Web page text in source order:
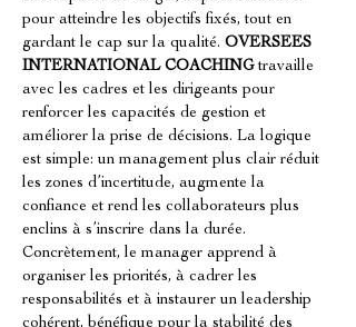
pour atteindre les objectifs fixés, tout en
gardant le cap sur la qualité. OVERSEES
INTERNATIONAL COACHING travaille
avec les cadres et les dirigeants pour
renforcer les capacités de gestion et
améliorer la prise de décisions. La logique
est simple: un management plus clair réduit
les zones d’incertitude, augmente la
confiance et rend les collaborateurs plus
enclins à s’inscrire dans la durée.
Concrètement, le manager apprend à
organiser les priorités, à cadrer les
responsabilités et à instaurer un leadership
cohérent, bénéfique pour la stabilité des